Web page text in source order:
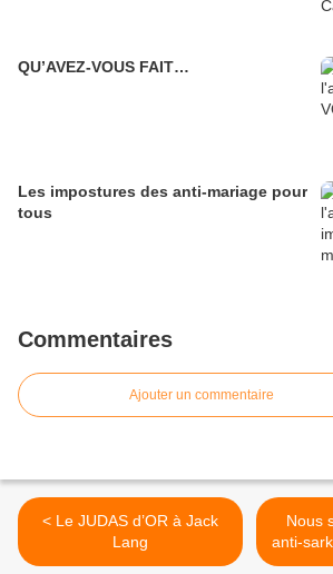
QU’AVEZ-VOUS FAIT…
Les impostures des anti-mariage pour
tous
Commentaires
Ajouter un commentaire
< Le JUDAS d’OR à Jack
Lang
Nous
anti-